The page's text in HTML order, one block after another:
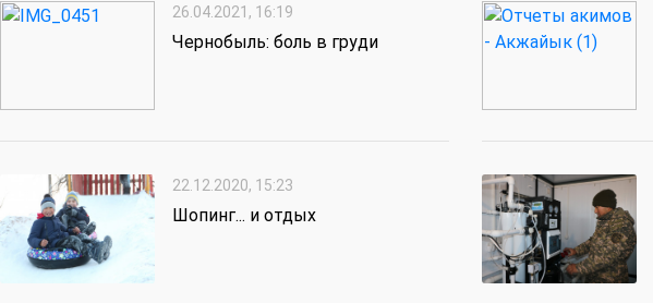
26.04.2021, 16:19
Чернобыль: боль в груди
22.12.2020, 15:23
Шопинг... и отдых